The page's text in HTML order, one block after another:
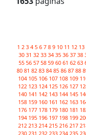
1 2 3 4 5 6 7 8 9 10 11 12 13
30 31 32 33 34 35 36 37 38
55 56 57 58 59 60 61 62 63
80 81 82 83 84 85 86 87 88
104 105 106 107 108 109
122 123 124 125 126 127
140 141 142 143 144 145
158 159 160 161 162 163
176 177 178 179 180 181
194 195 196 197 198 199
212 213 214 215 216 217
230 231 232 233 234 235